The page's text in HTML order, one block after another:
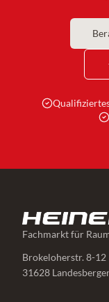
Fachmarkt für
Brokeloherstr. 8-12
31628